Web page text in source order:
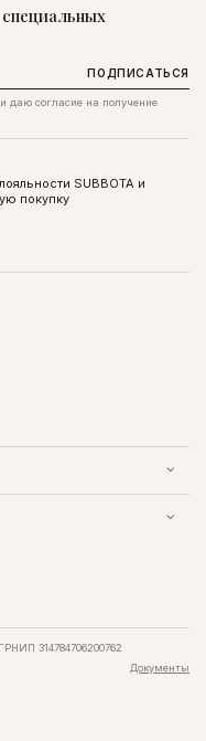
ПОДПИСАТЬСЯ
и даю согласие на получение
SUBBOTA и
покупку
314784706200762
Документы